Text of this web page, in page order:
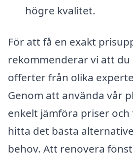
högre kvalitet.
För att få en exakt
rekommenderar vi att du
offerter från olika
Genom att använda vår
enkelt jämföra priser
hitta det bästa
behov. Att renovera